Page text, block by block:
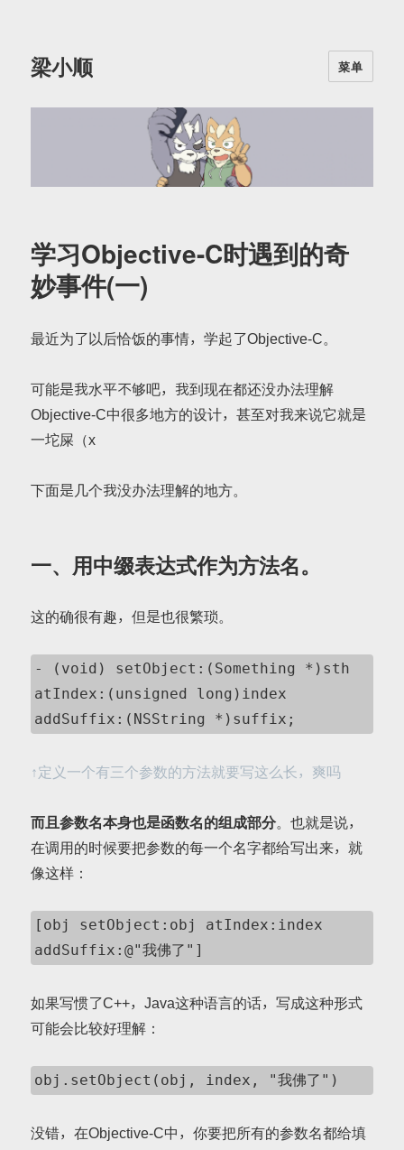
梁小顺 菜单
学习Objective-C时遇到的奇
妙事件(一)
最近为了以后恰饭的事情，学起了Objective-C。
可能是我水平不够吧，我到现在都还没办法理解
Objective-C中很多地方的设计，甚至对我来说它就是
一坨屎（x
下面是几个我没办法理解的地方。
一、用中缀表达式作为方法名。
这的确很有趣，但是也很繁琐。
- (void) setObject:(Something *)sth
atIndex:(unsigned long)index
addSuffix:(NSString *)suffix;
↑定义一个有三个参数的方法就要写这么长，爽吗
而且参数名本身也是函数名的组成部分。也就是说，
在调用的时候要把参数的每一个名字都给写出来，就
像这样：
[obj setObject:obj atIndex:index
addSuffix:@"我佛了"]
如果写惯了C++，Java这种语言的话，写成这种形式
可能会比较好理解：
obj.setObject(obj, index, "我佛了")
没错，在Objective-C中，你要把所有的参数名都给填